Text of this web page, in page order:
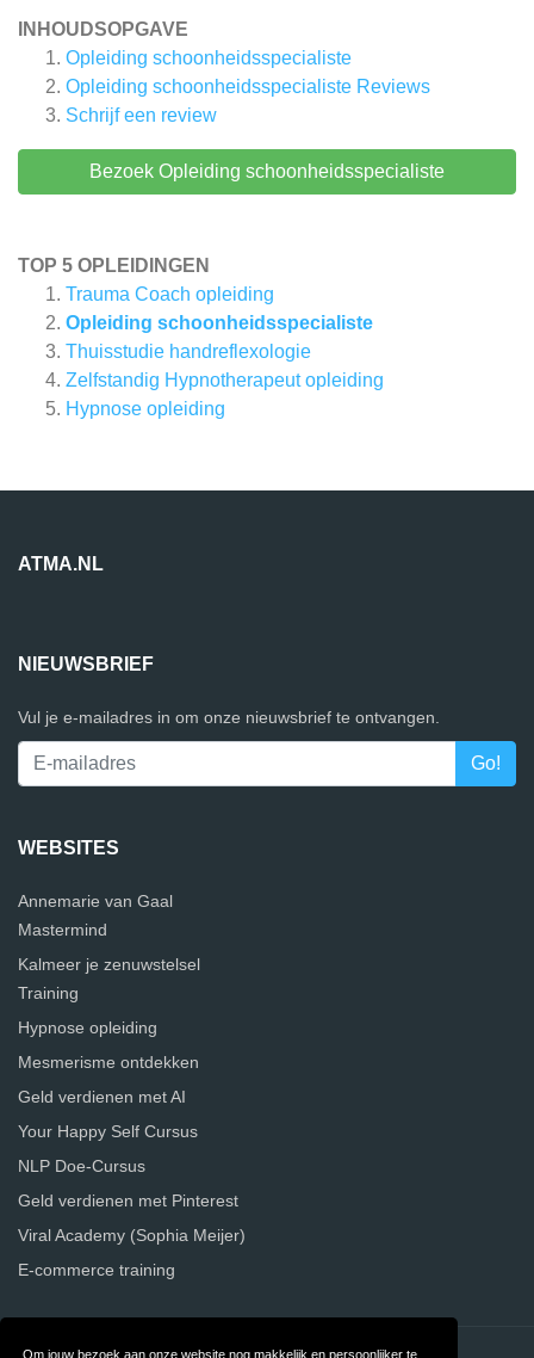
Om jouw bezoek aan onze website nog makkelijk en persoonlijker te
INHOUDSOPGAVE
Opleiding schoonheidsspecialiste
Opleiding schoonheidsspecialiste Reviews
Schrijf een review
Bezoek Opleiding schoonheidsspecialiste
TOP 5 OPLEIDINGEN
Trauma Coach opleiding
Opleiding schoonheidsspecialiste
Thuisstudie handreflexologie
Zelfstandig Hypnotherapeut opleiding
Hypnose opleiding
ATMA.NL
NIEUWSBRIEF
Vul je e-mailadres in om onze nieuwsbrief te ontvangen.
WEBSITES
Annemarie van Gaal
Mastermind
Kalmeer je zenuwstelsel
Training
Hypnose opleiding
Mesmerisme ontdekken
Geld verdienen met AI
Your Happy Self Cursus
NLP Doe-Cursus
Geld verdienen met Pinterest
Viral Academy (Sophia Meijer)
E-commerce training